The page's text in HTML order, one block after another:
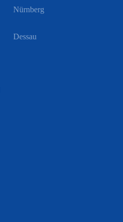
Nürnberg
Dessau